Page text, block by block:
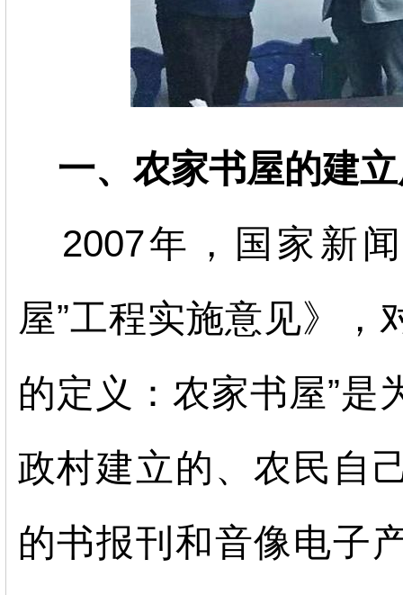
一、农家书屋的建
2007年，国家新
屋”工程实施意见》，
的定义：农家书屋”是
政村建立的、农民自
的书报刊和音像电子